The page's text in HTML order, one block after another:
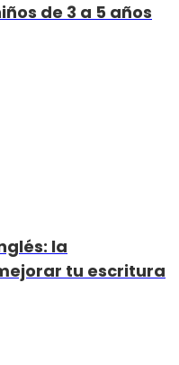
de 3 a 5 años
la
tu escritura